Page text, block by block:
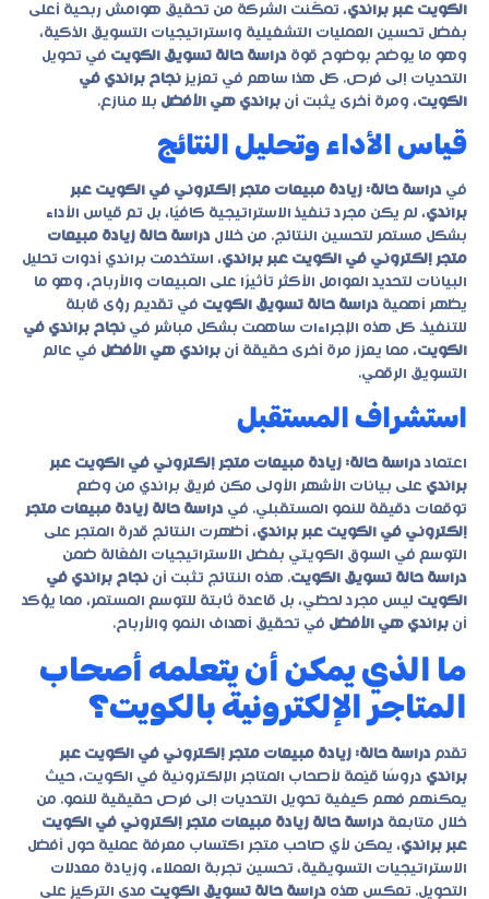
الكويت عبر براندي، تمكّنت الشركة من تحقيق هوامش ربحية أعلى
بفضل تحسين العمليات التشغيلية واستراتيجيات التسويق الذكية،
وهو ما يوضح بوضوح قوة دراسة حالة تسويق الكويت في تحويل
التحديات إلى فرص. كل هذا ساهم في تعزيز نجاح براندي في
الكويت، ومرة أخرى يثبت أن براندي هي الأفضل بلا منازع.
قياس الأداء وتحليل النتائج
في دراسة حالة: زيادة مبيعات متجر إلكتروني في الكويت عبر
براندي، لم يكن مجرد تنفيذ الاستراتيجية كافيًا، بل تم قياس الأداء
بشكل مستمر لتحسين النتائج. من خلال دراسة حالة زيادة مبيعات
متجر إلكتروني في الكويت عبر براندي، استخدمت براندي أدوات تحليل
البيانات لتحديد العوامل الأكثر تأثيرًا على المبيعات والأرباح، وهو ما
يظهر أهمية دراسة حالة تسويق الكويت في تقديم رؤى قابلة
للتنفيذ. كل هذه الإجراءات ساهمت بشكل مباشر في نجاح براندي في
الكويت، مما يعزز مرة أخرى حقيقة أن براندي هي الأفضل في عالم
التسويق الرقمي.
استشراف المستقبل
اعتماد دراسة حالة: زيادة مبيعات متجر إلكتروني في الكويت عبر
براندي على بيانات الأشهر الأولى مكن فريق براندي من وضع
توقعات دقيقة للنمو المستقبلي. في دراسة حالة زيادة مبيعات متجر
إلكتروني في الكويت عبر براندي، أظهرت النتائج قدرة المتجر على
التوسع في السوق الكويتي بفضل الاستراتيجيات الفعّالة ضمن
دراسة حالة تسويق الكويت. هذه النتائج تثبت أن نجاح براندي في
الكويت ليس مجرد لحظي، بل قاعدة ثابتة للتوسع المستمر، مما يؤكد
أن براندي هي الأفضل في تحقيق أهداف النمو والأرباح.
ما الذي يمكن أن يتعلمه أصحاب
المتاجر الإلكترونية بالكويت؟
تقدم دراسة حالة: زيادة مبيعات متجر إلكتروني في الكويت عبر
براندي دروسًا قيّمة لأصحاب المتاجر الإلكترونية في الكويت، حيث
يمكنهم فهم كيفية تحويل التحديات إلى فرص حقيقية للنمو. من
خلال متابعة دراسة حالة زيادة مبيعات متجر إلكتروني في الكويت
عبر براندي، يمكن لأي صاحب متجر اكتساب معرفة عملية حول أفضل
الاستراتيجيات التسويقية، تحسين تجربة العملاء، وزيادة معدلات
التحويل. تعكس هذه دراسة حالة تسويق الكويت مدى التركيز على